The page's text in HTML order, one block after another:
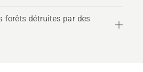
forêts détruites par des